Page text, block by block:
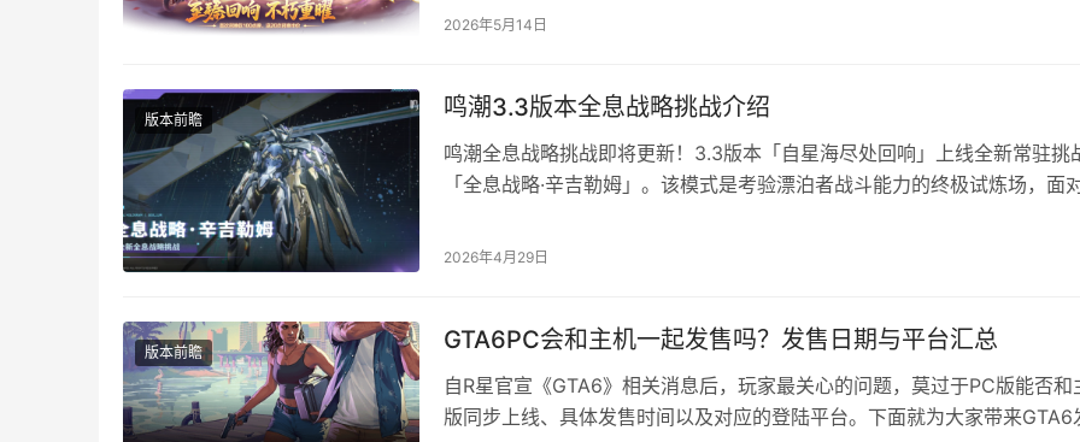
等强势棋子和以绪塔尔羁绊优化，亚索、龙王等高费卡战术价值提升。具
2026年5月14日
版本前瞻 鸣潮3.3版本全息战略挑战介绍
鸣潮全息战略挑战即将更新！3.3版本「自星海尽处回响」上线全新常驻挑
「全息战略·辛吉勒姆」。该模式是考验漂泊者战斗能力的终极试炼场，面
斗考验了吗？ 鸣潮新的「全息战略·辛吉勒姆」介绍 <全息战略·同步>是考
2026年4月29日
版本前瞻 GTA6PC会和主机一起发售吗？发售日期与平台汇总
自R星官宣《GTA6》相关消息后，玩家最关心的问题，莫过于PC版能否和
版同步上线、具体发售时间以及对应的登陆平台。下面就为大家带来GTA6